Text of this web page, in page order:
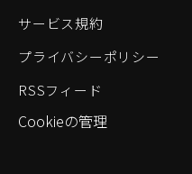
サービス規約
プライバシーポリシー
RSSフィード
Cookieの管理